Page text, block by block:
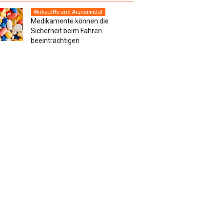
Wirkstoffe und Arzneimittel
Medikamente können die
Sicherheit beim Fahren
beeinträchtigen